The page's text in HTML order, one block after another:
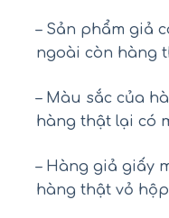
– Sản phẩm giả
ngoài còn hàng
– Màu sắc của
hàng thật lại có
– Hàng giả giấy
hàng thật vỏ